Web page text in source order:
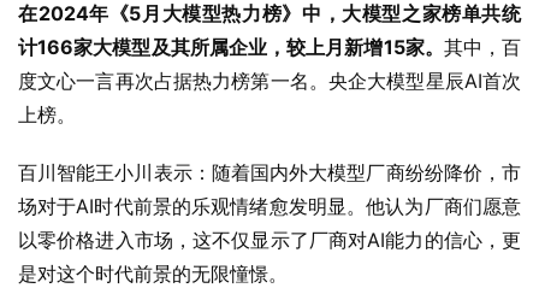
在2024年《5月大模型热力榜》中，大模型之家榜单共统
计166家大模型及其所属企业，较上月新增15家。 其中，百
度文心一言再次占据热力榜第一名。央企大模型星辰AI首次
上榜。
百川智能王小川表示：随着国内外大模型厂商纷纷降价，市
场对于AI时代前景的乐观情绪愈发明显。他认为厂商们愿意
以零价格进入市场，这不仅显示了厂商对AI能力的信心，更
是对这个时代前景的无限憧憬。